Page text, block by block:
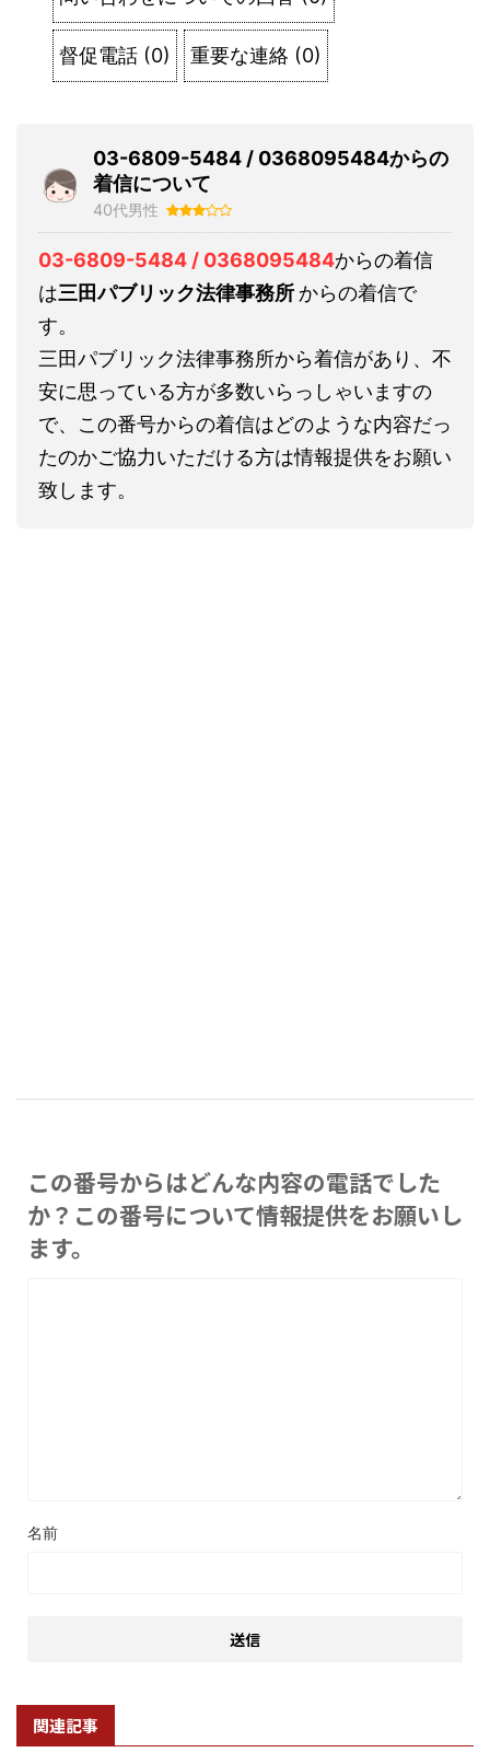
督促電話 (0) 重要な連絡 (0)
03-6809-5484 / 0368095484からの
着信について
40代男性
03-6809-5484 / 0368095484からの着信
は三田パブリック法律事務所からの着信で
す。
三田パブリック法律事務所から着信があり、不
安に思っている方が多数いらっしゃいますの
で、この番号からの着信はどのような内容だっ
たのかご協力いただける方は情報提供をお願い
致します。
この番号からはどんな内容の電話でした
か？この番号について情報提供をお願いし
ます。
名前
関連記事